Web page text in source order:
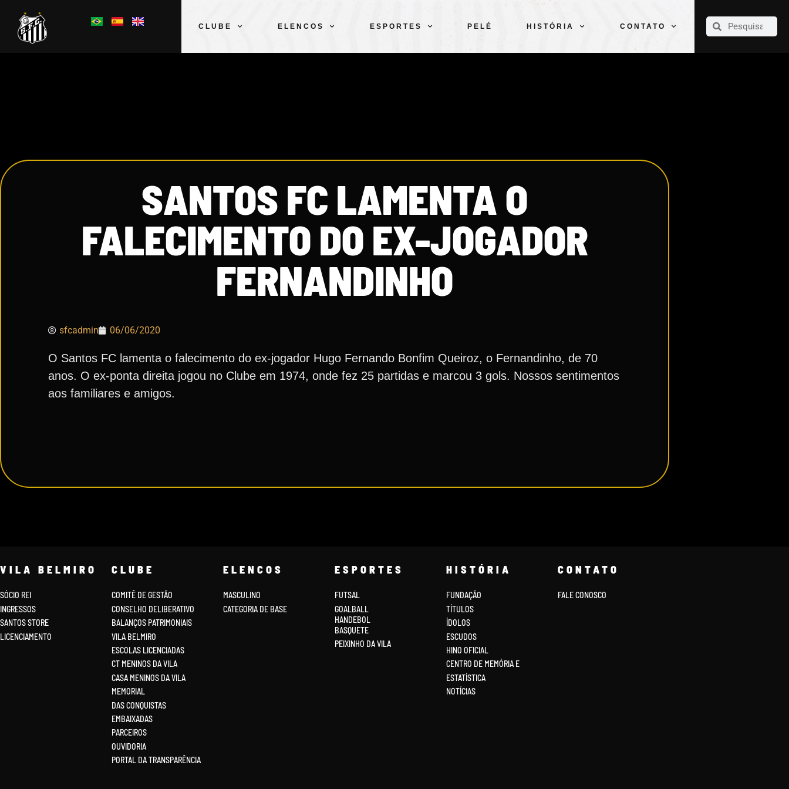
CLUBE ELENCOS ESPORTES PELÉ HISTÓRIA CONTATO
CLUBE
SANTOS FC LAMENTA O
FALECIMENTO DO EX-JOGADOR
FERNANDINHO
sfcadmin 06/06/2020
O Santos FC lamenta o falecimento do ex-jogador Hugo Fernando Bonfim Queiroz, o Fernandinho, de 70
anos. O ex-ponta direita jogou no Clube em 1974, onde fez 25 partidas e marcou 3 gols. Nossos sentimentos
aos familiares e amigos.
VILA BELMIRO
SÓCIO REI
INGRESSOS
SANTOS STORE
LICENCIAMENTO
CLUBE
COMITÊ DE GESTÃO
CONSELHO DELIBERATIVO
BALANÇOS PATRIMONIAIS
VILA BELMIRO
ESCOLAS LICENCIADAS
CT MENINOS DA VILA
CASA MENINOS DA VILA
MEMORIAL
DAS CONQUISTAS
EMBAIXADAS
PARCEIROS
OUVIDORIA
PORTAL DA TRANSPARÊNCIA
ELENCOS
MASCULINO
CATEGORIA DE BASE
ESPORTES
FUTSAL
GOALBALL
HANDEBOL
BASQUETE
PEIXINHO DA VILA
HISTÓRIA
FUNDAÇÃO
TÍTULOS
ÍDOLOS
ESCUDOS
HINO OFICIAL
CENTRO DE MEMÓRIA E
ESTATÍSTICA
NOTÍCIAS
CONTATO
FALE CONOSCO